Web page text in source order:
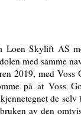
Loen Skylift AS
med samme
2019, med Voss
på at Voss
de
av den